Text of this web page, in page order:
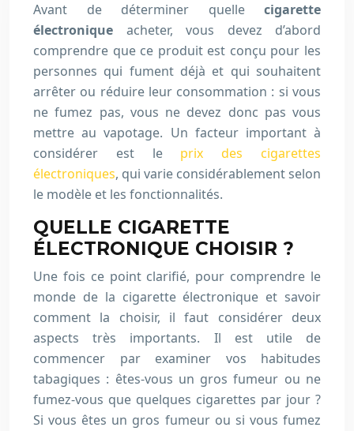
Avant de déterminer quelle cigarette
électronique acheter, vous devez d’abord
comprendre que ce produit est conçu pour les
personnes qui fument déjà et qui souhaitent
arrêter ou réduire leur consommation : si vous
ne fumez pas, vous ne devez donc pas vous
mettre au vapotage. Un facteur important à
considérer est le prix des cigarettes
électroniques, qui varie considérablement selon
le modèle et les fonctionnalités.
QUELLE CIGARETTE
ÉLECTRONIQUE CHOISIR ?
Une fois ce point clarifié, pour comprendre le
monde de la cigarette électronique et savoir
comment la choisir, il faut considérer deux
aspects très importants. Il est utile de
commencer par examiner vos habitudes
tabagiques : êtes-vous un gros fumeur ou ne
fumez-vous que quelques cigarettes par jour ?
Si vous êtes un gros fumeur ou si vous fumez